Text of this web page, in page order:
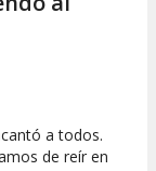
a todos.
de reír en